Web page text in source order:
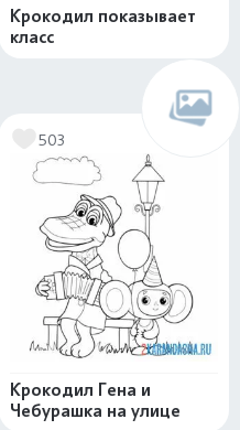
Крокодил показывает
класс
503
Крокодил Гена и
Чебурашка на улице